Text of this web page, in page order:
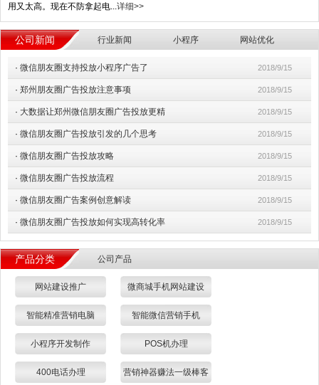
用又太高。现在不防拿起电...详细>>
公司新闻 行业新闻 小程序 网站优化
· 微信朋友圈支持投放小程序广告了 2018/9/15
· 郑州朋友圈广告投放注意事项 2018/9/15
· 大数据让郑州微信朋友圈广告投放更精 2018/9/15
· 微信朋友圈广告投放引发的几个思考 2018/9/15
· 微信朋友圈广告投放攻略 2018/9/15
· 微信朋友圈广告投放流程 2018/9/15
· 微信朋友圈广告案例创意解读 2018/9/15
· 微信朋友圈广告投放如何实现高转化率 2018/9/15
产品分类 公司产品
网站建设推广 微商城手机网站建设
智能精准营销电脑 智能微信营销手机
小程序开发制作 POS机办理
400电话办理 营销神器赚法一级棒客